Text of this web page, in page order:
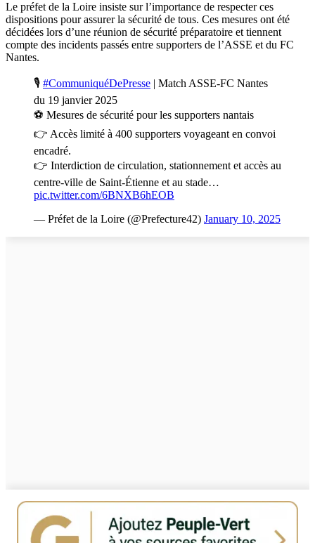
Le préfet de la Loire insiste sur l’importance de respecter ces
dispositions pour assurer la sécurité de tous. Ces mesures ont été
décidées lors d’une réunion de sécurité préparatoire et tiennent
compte des incidents passés entre supporters de l’ASSE et du FC
Nantes.
🎙 #CommuniquéDePresse | Match ASSE-FC Nantes
du 19 janvier 2025
⚽ Mesures de sécurité pour les supporters nantais
👉 Accès limité à 400 supporters voyageant en convoi
encadré.
👉 Interdiction de circulation, stationnement et accès au
centre-ville de Saint-Étienne et au stade…
pic.twitter.com/6BNXB6hEOB
— Préfet de la Loire (@Prefecture42) January 10, 2025